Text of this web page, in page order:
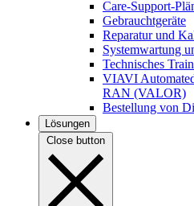
Care-Support-
Gebrauchtgeräte
Reparatur und
Systemwartung
Technisches
VIAVI
RAN (VALOR)
Bestellung von
Lösungen
Close button